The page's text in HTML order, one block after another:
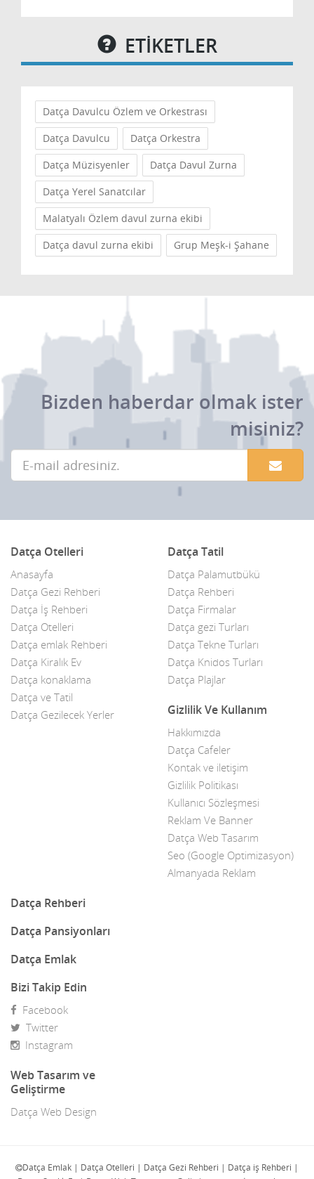
ETİKETLER
Datça Davulcu Özlem ve Orkestrası
Datça Davulcu
Datça Orkestra
Datça Müzisyenler
Datça Davul Zurna
Datça Yerel Sanatcılar
Malatyalı Özlem davul zurna ekibi
Datça davul zurna ekibi
Grup Meşk-i Şahane
Bizden haberdar olmak ister
misiniz?
Datça Otelleri
Anasayfa
Datça Gezi Rehberi
Datça İş Rehberi
Datça Otelleri
Datça emlak Rehberi
Datça Kiralık Ev
Datça konaklama
Datça ve Tatil
Datça Gezilecek Yerler
Datça Tatil
Datça Palamutbükü
Datça Rehberi
Datça Firmalar
Datça gezi Turları
Datça Tekne Turları
Datça Knidos Turları
Datça Plajlar
Gizlilik Ve Kullanım
Hakkımızda
Datça Cafeler
Kontak ve iletişim
Gizlilik Politikası
Kullanıcı Sözleşmesi
Reklam Ve Banner
Datça Web Tasarım
Seo (Google Optimizasyon)
Almanyada Reklam
Datça Rehberi
Datça Pansiyonları
Datça Emlak
Bizi Takip Edin
Facebook
Twitter
Instagram
Web Tasarım ve
Geliştirme
Datça Web Design
Datça Emlak | Datça Otelleri | Datça Gezi Rehberi | Datça iş Rehberi |